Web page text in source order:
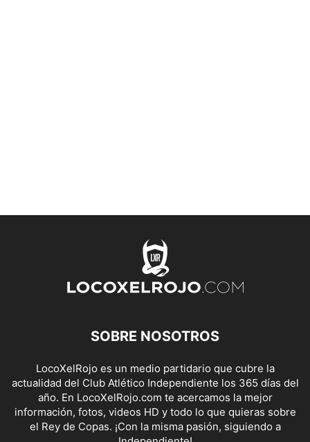
SOBRE NOSOTROS
LocoXelRojo es un medio partidario que cubre la
actualidad del Club Atlético Independiente los 365 días del
año. En LocoXelRojo.com te acercamos la mejor
información, fotos, videos HD y todo lo que quieras sobre
el Rey de Copas. ¡Con la misma pasión, siguiendo a